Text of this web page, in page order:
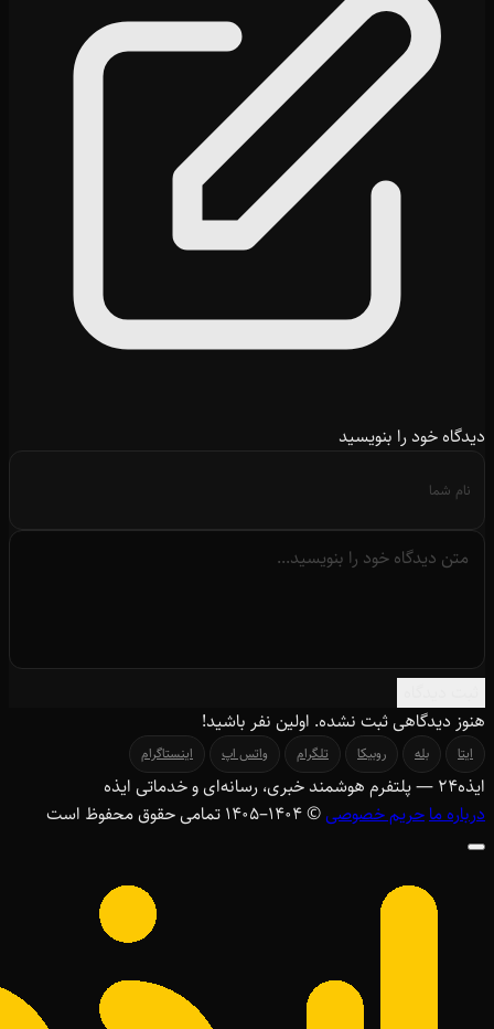
دیدگاه خود را بنویسید
هنوز دیدگاهی ثبت نشده. اولین نفر باشید!
ایتا بله روبیکا تلگرام واتس اپ اینستاگرام
ایذه۲۴ — پلتفرم هوشمند خبری، رسانه‌ای و خدماتی ایذه
درباره ماحریم خصوصی© ۱۴۰۴–1405 تمامی حقوق محفوظ است